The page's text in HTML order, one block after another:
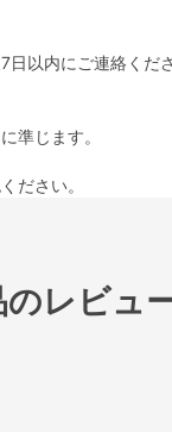
以内にご連絡くだ
準じます。
ださい。
レビュ